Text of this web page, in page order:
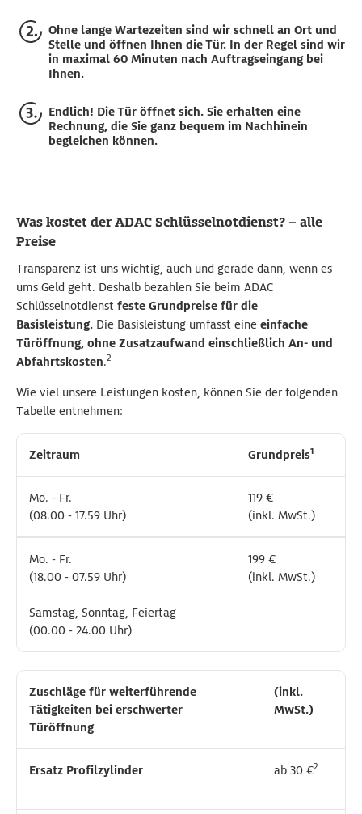
Ohne lange Wartezeiten sind wir schnell an Ort und
Stelle und öffnen Ihnen die Tür. In der Regel sind wir
in maximal 60 Minuten nach Auftragseingang bei
Ihnen.
Endlich! Die Tür öffnet sich. Sie erhalten eine
Rechnung, die Sie ganz bequem im Nachhinein
begleichen können.
Was kostet der ADAC Schlüsselnotdienst? – alle
Preise
Transparenz ist uns wichtig, auch und gerade dann, wenn es
ums Geld geht. Deshalb bezahlen Sie beim ADAC
Schlüsselnotdienst feste Grundpreise für die
Basisleistung. Die Basisleistung umfasst eine einfache
Türöffnung, ohne Zusatzaufwand einschließlich An- und
Abfahrtskosten.2
Wie viel unsere Leistungen kosten, können Sie der folgenden
Tabelle entnehmen:
Zeitraum Grundpreis1
Mo. - Fr.
(08.00 - 17.59 Uhr)
119 €
(inkl. MwSt.)
Mo. - Fr.
(18.00 - 07.59 Uhr)
Samstag, Sonntag, Feiertag
(00.00 - 24.00 Uhr)
199 €
(inkl. MwSt.)
Zeitraum Grundpreis1
Mo. - Fr.
(08.00 - 17.59 Uhr)
119 €
(inkl. MwSt.)
Mo. - Fr.
(18.00 - 07.59 Uhr)
Samstag, Sonntag, Feiertag
(00.00 - 24.00 Uhr)
199 €
(inkl. MwSt.)
Zuschläge für weiterführende
Tätigkeiten bei erschwerter
Türöffnung
(inkl.
MwSt.)
Ersatz Profilzylinder ab 30 €2
Zuschläge für weiterführende
Tätigkeiten bei erschwerter
Türöffnung
(inkl.
MwSt.)
Ersatz Profilzylinder ab 30 €2